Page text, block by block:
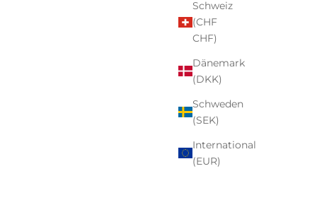
Schweiz
(CHF
CHF)
Dänemark
(DKK)
Schweden
(SEK)
International
(EUR)